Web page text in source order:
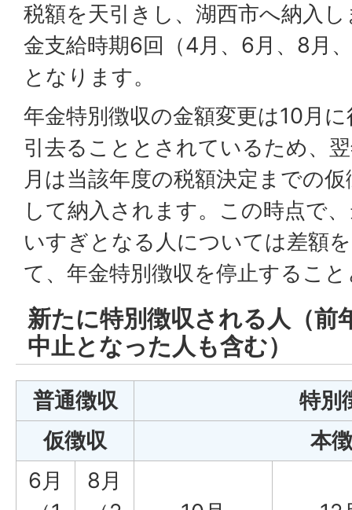
税額を天引きし、湖西市へ納入
金支給時期6回（4月、6月、8月
となります。
年金特別徴収の金額変更は10月
引去ることとされているため、
月は当該年度の税額決定までの
して納入されます。この時点で
いすぎとなる人については差額
て、年金特別徴収を停止するこ
新たに特別徴収される人（前
中止となった人も含む）
普通徴収
特別
仮徴収
本
6月
8月